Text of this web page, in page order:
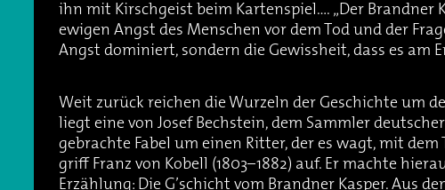
ihn mit Kirschgeist beim Kartenspiel…. „Der Brandner
ewigen Angst des Menschen vor dem Tod und der
Angst dominiert, sondern die Gewissheit, dass es am
Weit zurück reichen die Wurzeln der Geschichte um
liegt eine von Josef Bechstein, dem Sammler
gebrachte Fabel um einen Ritter, der es wagt, mit
griff Franz von Kobell (1803–1882) auf. Er machte
Erzählung: Die G’schicht vom Brandner Kasper. Aus